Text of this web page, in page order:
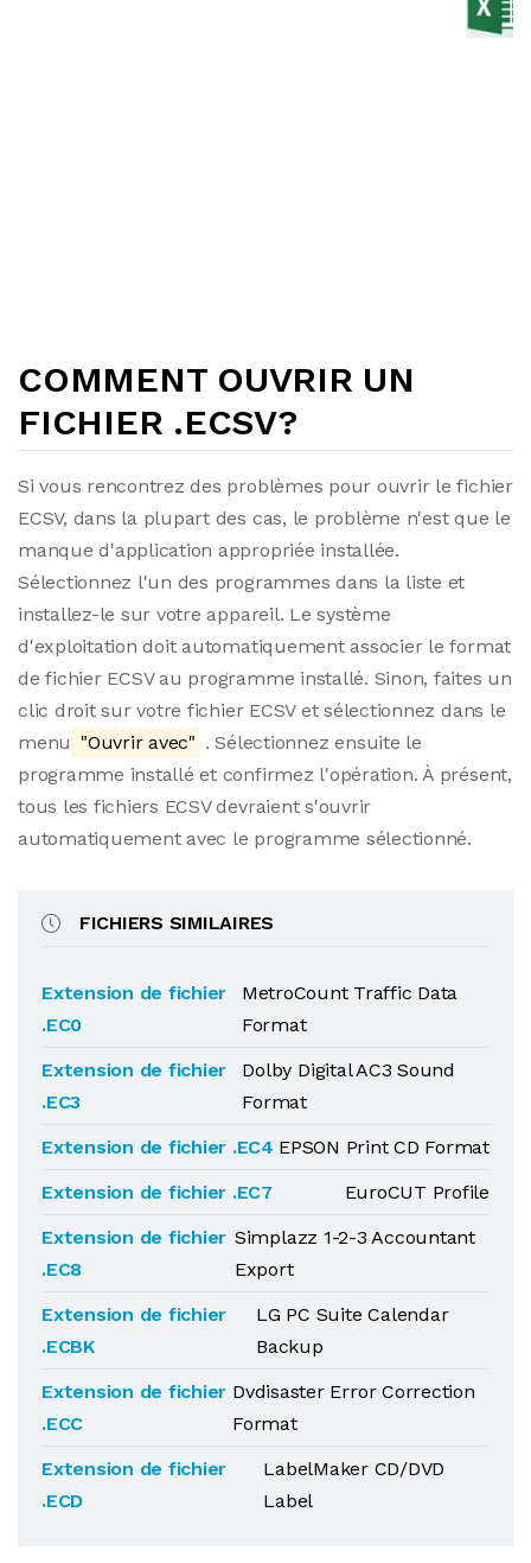
COMMENT OUVRIR UN
FICHIER .ECSV?
Si vous rencontrez des problèmes pour ouvrir le fichier
ECSV, dans la plupart des cas, le problème n'est que le
manque d'application appropriée installée.
Sélectionnez l'un des programmes dans la liste et
installez-le sur votre appareil. Le système
d'exploitation doit automatiquement associer le format
de fichier ECSV au programme installé. Sinon, faites un
clic droit sur votre fichier ECSV et sélectionnez dans le
menu "Ouvrir avec" . Sélectionnez ensuite le
programme installé et confirmez l'opération. À présent,
tous les fichiers ECSV devraient s'ouvrir
automatiquement avec le programme sélectionné.
FICHIERS SIMILAIRES
Extension de fichier
.EC0
MetroCount Traffic Data
Format
Extension de fichier
.EC3
Dolby Digital AC3 Sound
Format
Extension de fichier .EC4 EPSON Print CD Format
Extension de fichier .EC7
EuroCUT Profile
Extension de fichier
.EC8
Simplazz 1-2-3 Accountant
Export
Extension de fichier
.ECBK
LG PC Suite Calendar
Backup
Extension de fichier
.ECC
Dvdisaster Error Correction
Format
Extension de fichier
.ECD
LabelMaker CD/DVD
Label